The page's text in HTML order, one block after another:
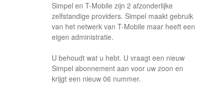
Simpel en T-Mobile zijn 2 afzonderlijke
zelfstandige providers. Simpel maakt gebruik
van het netwerk van T-Mobile maar heeft een
eigen administratie.
U behoudt wat u hebt. U vraagt een nieuw
Simpel abonnement aan voor uw zoon en
krijgt een nieuw 06 nummer.